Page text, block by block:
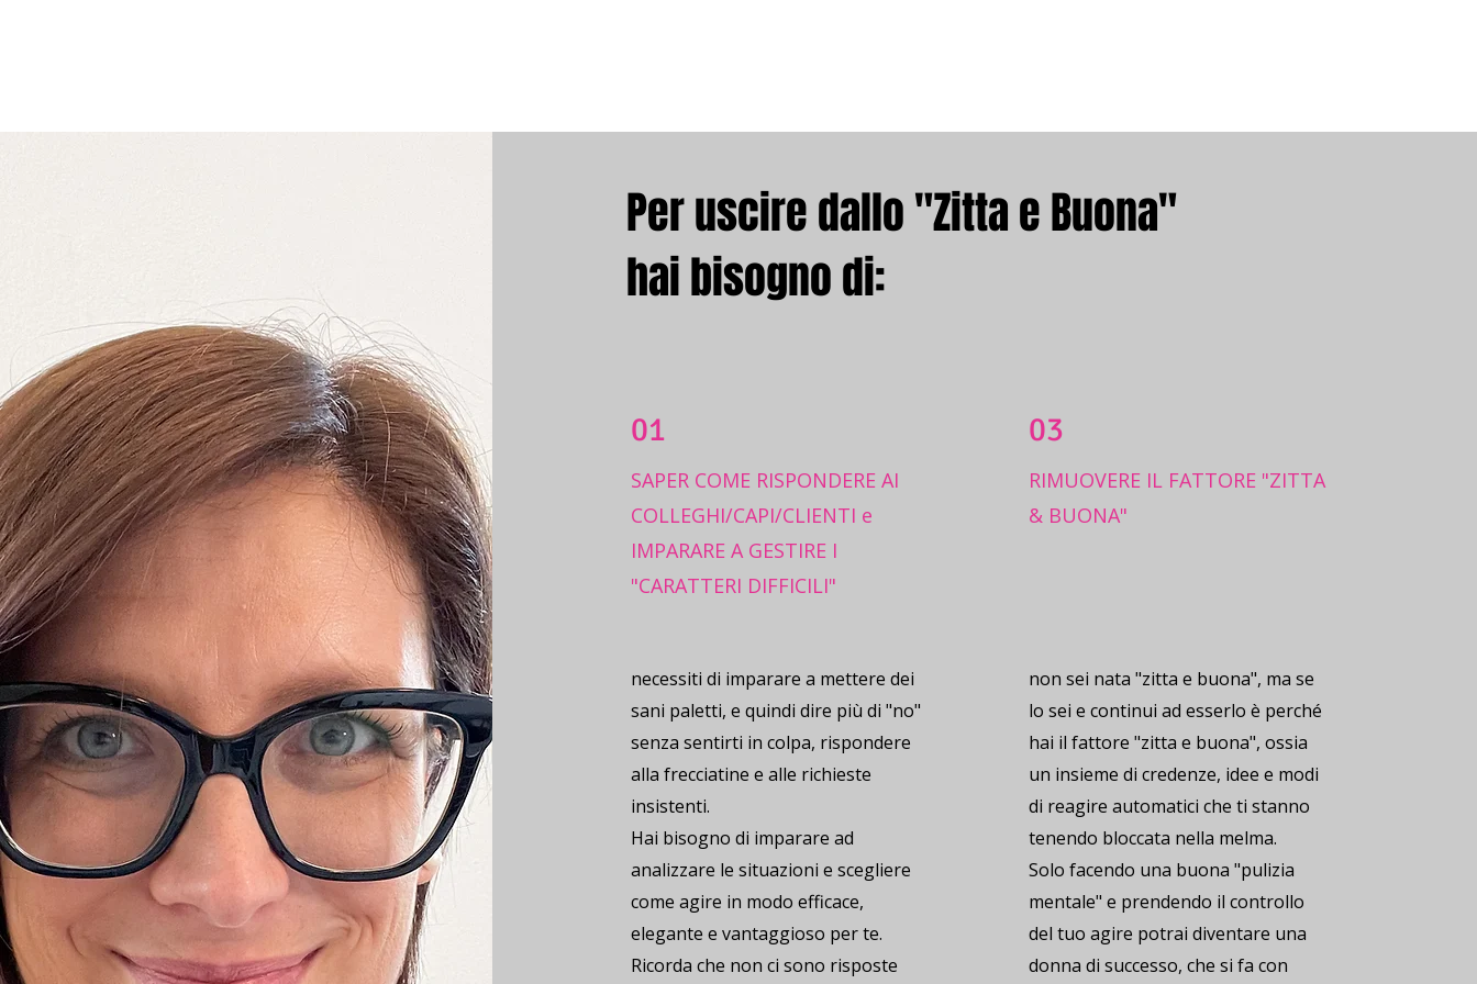
Per uscire dallo "Zitta e Buona"
hai bisogno di:
01
SAPER COME RISPONDERE AI
COLLEGHI/CAPI/CLIENTI e
IMPARARE A GESTIRE I
"CARATTERI DIFFICILI"
necessiti di imparare a mettere dei
sani paletti, e quindi dire più di "no"
senza sentirti in colpa, rispondere
alla frecciatine e alle richieste
insistenti.
Hai bisogno di imparare ad
analizzare le situazioni e scegliere
come agire in modo efficace,
elegante e vantaggioso per te.
Ricorda che non ci sono risposte
03
RIMUOVERE IL FATTORE "ZITTA
& BUONA"
non sei nata "zitta e buona", ma se
lo sei e continui ad esserlo è perché
hai il fattore "zitta e buona", ossia
un insieme di credenze, idee e modi
di reagire automatici che ti stanno
tenendo bloccata nella melma.
Solo facendo una buona "pulizia
mentale" e prendendo il controllo
del tuo agire potrai diventare una
donna di successo, che si fa con